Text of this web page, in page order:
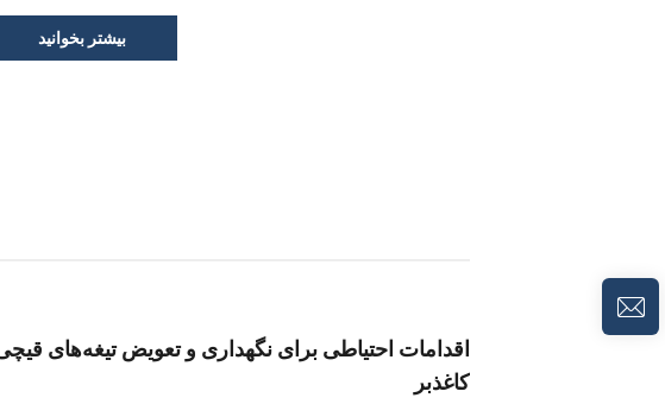
دقیقه انجام می‌شود. با چنین سرعت خطی فراوانی،...
بیشتر بخوانید
اقدامات احتیاطی برای نگهداری و تعویض تیغه‌های
کاغذبر